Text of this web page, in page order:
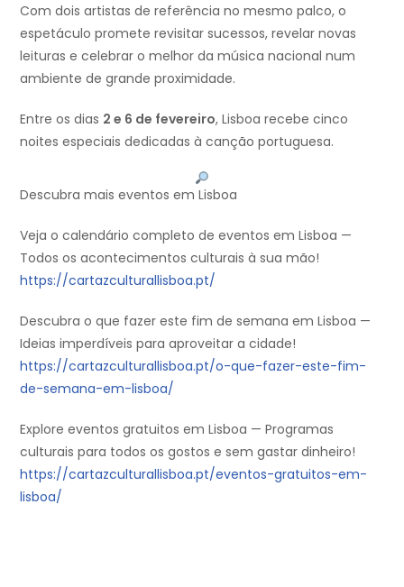
Com dois artistas de referência no mesmo palco, o
espetáculo promete revisitar sucessos, revelar novas
leituras e celebrar o melhor da música nacional num
ambiente de grande proximidade.
Entre os dias 2 e 6 de fevereiro, Lisboa recebe cinco
noites especiais dedicadas à canção portuguesa.
Descubra mais eventos em Lisboa
Veja o calendário completo de eventos em Lisboa —
Todos os acontecimentos culturais à sua mão!
https://cartazculturallisboa.pt/
Descubra o que fazer este fim de semana em Lisboa —
Ideias imperdíveis para aproveitar a cidade!
https://cartazculturallisboa.pt/o-que-fazer-este-fim-
de-semana-em-lisboa/
Explore eventos gratuitos em Lisboa — Programas
culturais para todos os gostos e sem gastar dinheiro!
https://cartazculturallisboa.pt/eventos-gratuitos-em-
lisboa/